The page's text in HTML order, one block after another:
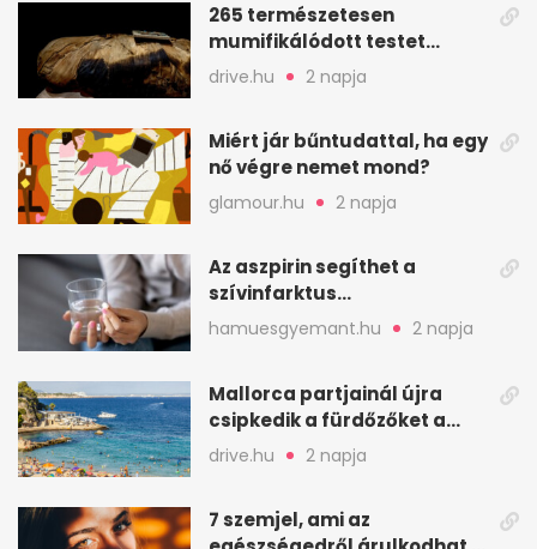
265 természetesen
mumifikálódott testet
találtak egy váci templom
drive.hu 2 napja
Miért jár bűntudattal, ha egy
nő végre nemet mond?
glamour.hu 2 napja
Az aszpirin segíthet a
szívinfarktus
megelőzésében, de nem
mindenkinek
hamuesgyemant.hu 2 napja
Mallorca partjainál újra
csipkedik a fürdőzőket a
halak a sekély vízben
drive.hu 2 napja
7 szemjel, ami az